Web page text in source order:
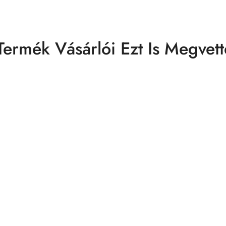
Vásárlói Ezt Is